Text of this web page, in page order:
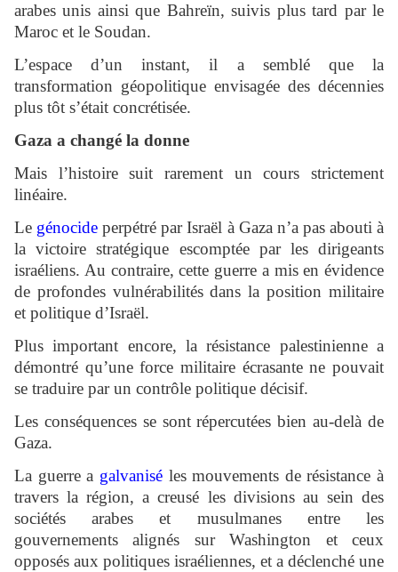
arabes unis ainsi que Bahreïn, suivis plus tard par le
Maroc et le Soudan.
L’espace d’un instant, il a semblé que la
transformation géopolitique envisagée des décennies
plus tôt s’était concrétisée.
Gaza a changé la donne
Mais l’histoire suit rarement un cours strictement
linéaire.
Le génocide perpétré par Israël à Gaza n’a pas abouti à
la victoire stratégique escomptée par les dirigeants
israéliens. Au contraire, cette guerre a mis en évidence
de profondes vulnérabilités dans la position militaire
et politique d’Israël.
Plus important encore, la résistance palestinienne a
démontré qu’une force militaire écrasante ne pouvait
se traduire par un contrôle politique décisif.
Les conséquences se sont répercutées bien au-delà de
Gaza.
La guerre a galvaniséles mouvements de résistance à
travers la région, a creusé les divisions au sein des
sociétés arabes et musulmanes entre les
gouvernements alignés sur Washington et ceux
opposés aux politiques israéliennes, et a déclenché une